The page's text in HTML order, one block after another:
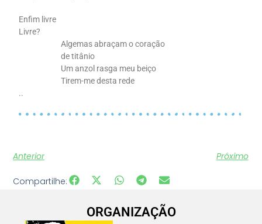
Enfim livre
Livre?
Algemas abraçam o coração
de titânio
Um anzol rasga meu beiço
Tirem-me desta rede
..
Anterior Próximo
Compartilhe:
ORGANIZAÇÃO